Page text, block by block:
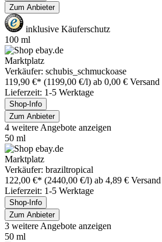
Zum Anbieter
inklusive Käuferschutz
100 ml
Marktplatz
Verkäufer: schubis_schmuckoase
119,90 €* (1199,00 €/l) ab 0,00 € Versand
Lieferzeit: 1-5 Werktage
Shop-Info
Zum Anbieter
4 weitere Angebote anzeigen
50 ml
Marktplatz
Verkäufer: braziltropical
122,00 €* (2440,00 €/l) ab 4,89 € Versand
Lieferzeit: 1-5 Werktage
Shop-Info
Zum Anbieter
3 weitere Angebote anzeigen
50 ml